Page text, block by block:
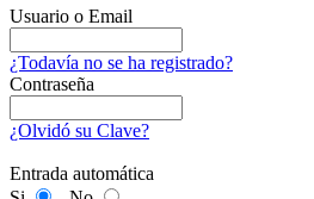
Usuario o Email
¿Todavía no se ha registrado?
Contraseña
¿Olvidó su Clave?
Entrada automática